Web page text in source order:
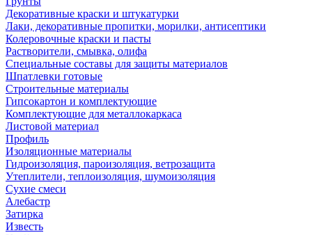
Декоративные краски и штукатурки
Лаки, декоративные пропитки, морилки, антисептики
Колеровочные краски и пасты
Растворители, смывка, олифа
Специальные составы для защиты материалов
Шпатлевки готовые
Строительные материалы
Гипсокартон и комплектующие
Комплектующие для металлокаркаса
Листовой материал
Профиль
Изоляционные материалы
Гидроизоляция, пароизоляция, ветрозащита
Утеплители, теплоизоляция, шумоизоляция
Сухие смеси
Алебастр
Затирка
Известь